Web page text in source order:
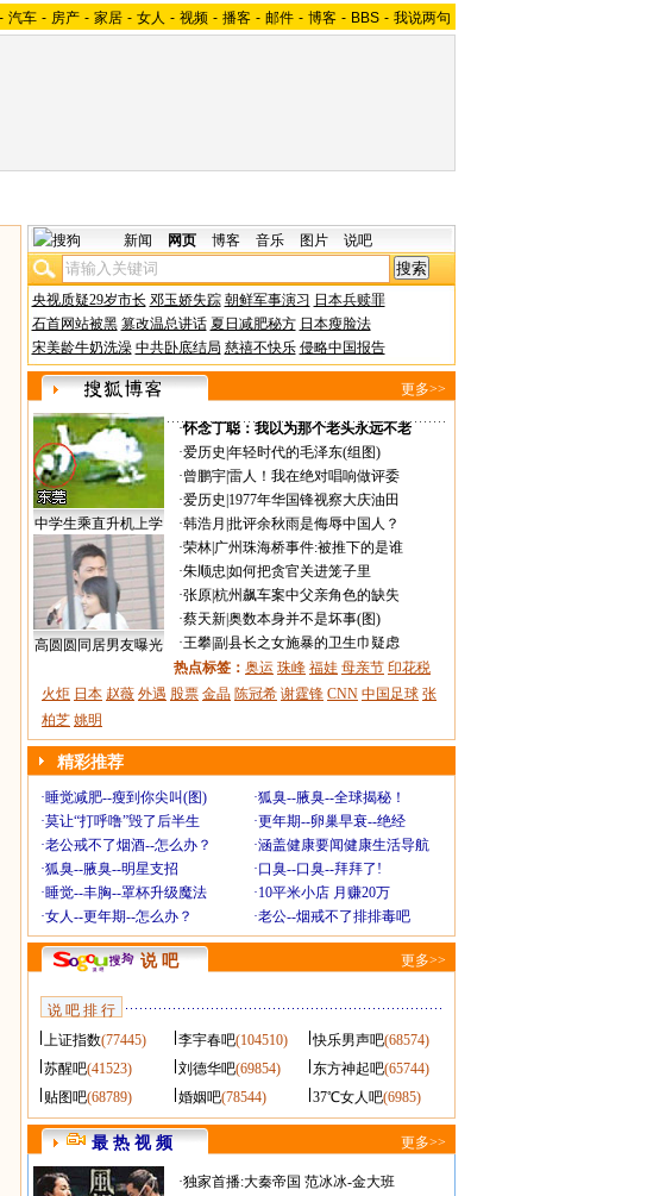
- 汽车 - 房产 - 家居 - 女人 - 视频 - 播客 - 邮件 - 博客 - BBS - 我说两句
新闻 网页 博客 音乐 图片 说吧
央视质疑29岁市长 邓玉娇失踪 朝鲜军事演习 日本兵赎罪
石首网站被黑 篡改温总讲话 夏日减肥秘方 日本瘦脸法
宋美龄牛奶洗澡 中共卧底结局 慈禧不快乐 侵略中国报告
更多>>
中学生乘直升机上学
高圆圆同居男友曝光
·怀念丁聪：我以为那个老头永远不老
·爱历史 年轻时代的毛泽东(组图)
·曾鹏宇|雷人！我在绝对唱响做评委
·爱历史 1977年华国锋视察大庆油田
·韩浩月 批评余秋雨是侮辱中国人？
·荣林| 广州珠海桥事件:被推下的是谁
·朱顺忠 如何把贪官关进笼子里
·张原|杭州飙车案中父亲角色的缺失
·蔡天新|奥数本身并不是坏事(图)
·王攀|副县长之女施暴的卫生巾疑虑
热点标签： 奥运 珠峰 福娃 母亲节 印花税
火炬 日本 赵薇 外遇 股票 金晶 陈冠希 谢霆锋 CNN 中国足球 张
柏芝 姚明
精彩推荐
·睡觉减肥--瘦到你尖叫(图) ·狐臭--腋臭--全球揭秘！
·莫让“打呼噜”毁了后半生 ·更年期--卵巢早衰--绝经
·老公戒不了烟酒--怎么办？ ·涵盖健康要闻健康生活导航
·狐臭--腋臭--明星支招 ·口臭--口臭--拜拜了!
·睡觉--丰胸--罩杯升级魔法 ·10平米小店 月赚20万
·女人--更年期--怎么办？ ·老公--烟戒不了排排毒吧
说 吧 更多>>
说 吧 排 行
上证指数(77445) 李宇春吧(104510) 快乐男声吧(68574)
苏醒吧(41523) 刘德华吧(69854) 东方神起吧(65744)
贴图吧(68789) 婚姻吧(78544) 37℃女人吧(6985)
最 热 视 频 更多>>
·独家首播:大秦帝国 范冰冰-金大班